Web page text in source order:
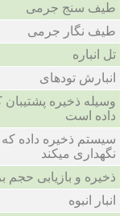
طیف سنج جرمی
طیف نگار جرمی
تل انباره
انبارش تودهای
وسیله ذخیره پشتیبان
داده است
سیستم ذخیره داده که
نگهداری میکند
ذخیره و بازیابی حجم
انبار انبوه